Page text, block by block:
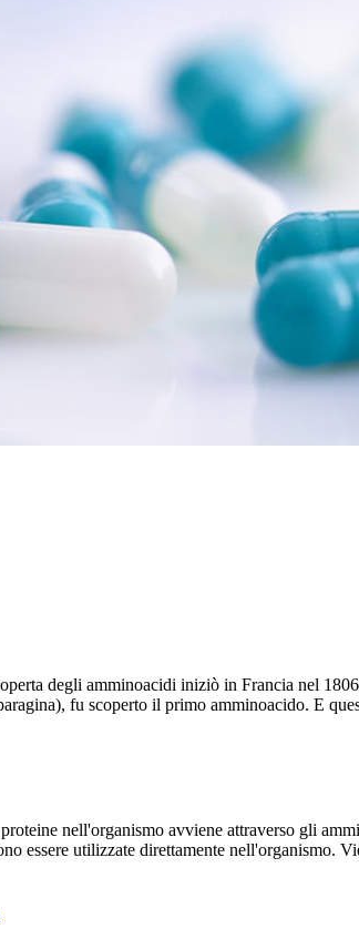
degli amminoacidi iniziò in Francia nel
fu scoperto il primo amminoacido. E
​​nell'organismo avviene attraverso gli
essere utilizzate direttamente